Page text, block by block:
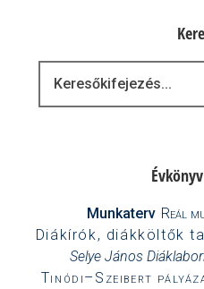
Munkaterv Reál
Diákírók, diákköltők
Selye János
Tinódi–Szeibert